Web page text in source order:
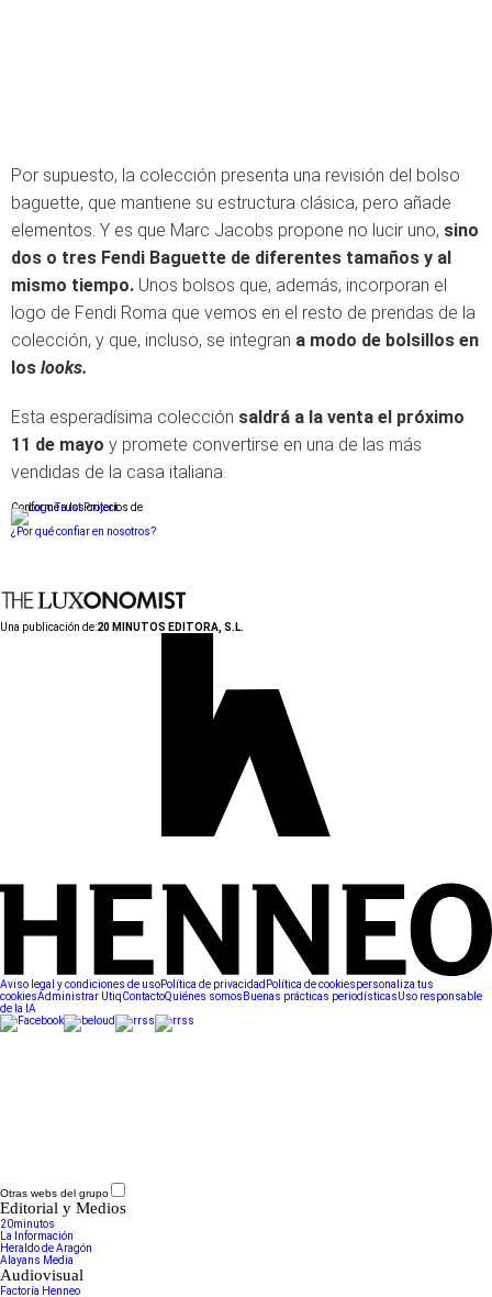
Por supuesto, la colección presenta una revisión del bolso
baguette, que mantiene su estructura clásica, pero añade
elementos. Y es que Marc Jacobs propone no lucir uno, sino
dos o tres Fendi Baguette de diferentes tamaños y al
mismo tiempo. Unos bolsos que, además, incorporan el
logo de Fendi Roma que vemos en el resto de prendas de la
colección, y que, incluso, se integran a modo de bolsillos en
los looks.
Esta esperadísima colección saldrá a la venta el próximo
11 de mayo y promete convertirse en una de las más
vendidas de la casa italiana.
Conforme a los criterios de
¿Por qué confiar en nosotros?
Una publicación de:20 MINUTOS EDITORA, S.L.
Aviso legal y condiciones de usoPolítica de privacidad Política de cookiespersonaliza tus
cookiesAdministrar UtiqContactoQuiénes somos Buenas prácticas periodísticasUso responsable
de la IA
Otras webs del grupo
Editorial y Medios
20minutos
La Información
Heraldo de Aragón
Alayans Media
Audiovisual
Factoría Henneo